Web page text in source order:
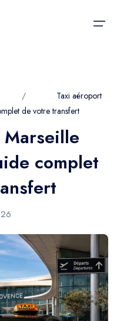
/
Taxi aéroport
de votre transfert
complet